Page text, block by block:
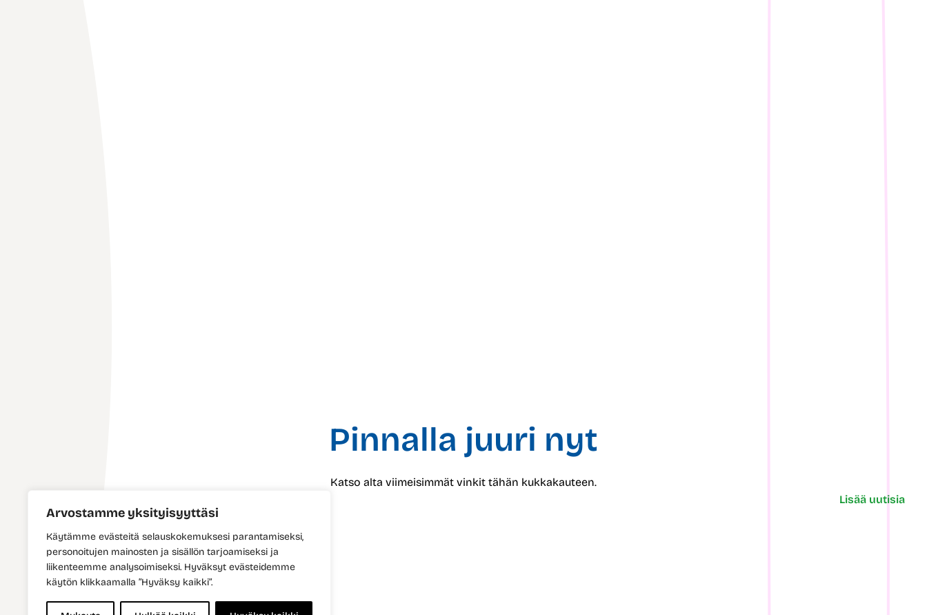
Arvostamme yksityisyyttäsi
Käytämme evästeitä selauskokemuksesi parantamiseksi,
personoitujen mainosten ja sisällön tarjoamiseksi ja
liikenteemme analysoimiseksi. Hyväksyt evästeidemme
käytön klikkaamalla ”Hyväksy kaikki”.
Pinnalla juuri nyt
Katso alta viimeisimmät vinkit tähän kukkakauteen.
Lisää uutisia